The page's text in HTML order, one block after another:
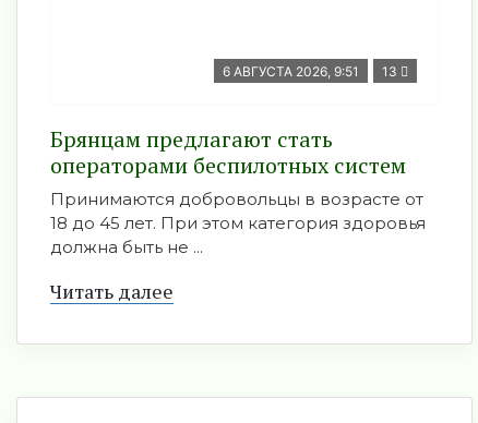
6 АВГУСТА 2026, 9:51 13
Брянцам предлагают стать
оперaторами бeспилотных систeм
Принимаются добровольцы в возрасте от
18 до 45 лет. При этом категория здоровья
должна быть не ...
Читать далее